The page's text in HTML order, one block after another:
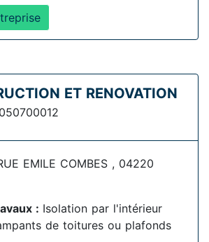
ET RENOVATION
EMILE COMBES , 04220
: Isolation par l'intérieur
de toitures ou plafonds